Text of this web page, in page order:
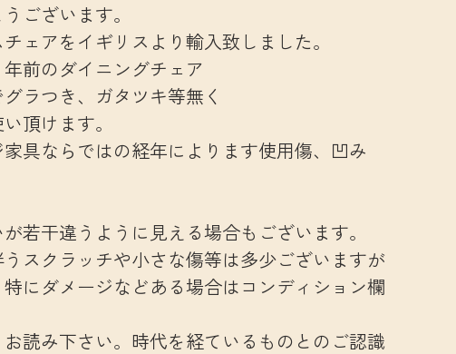
ございます。
ェアをイギリスより輸入致しました。
前のダイニングチェア
ラつき、ガタツキ等無く
頂けます。
具ならではの経年によります使用傷、凹み
若干違うように見える場合もございます。
スクラッチや小さな傷等は多少ございますが
にダメージなどある場合はコンディション欄
読み下さい。時代を経ているものとのご認識